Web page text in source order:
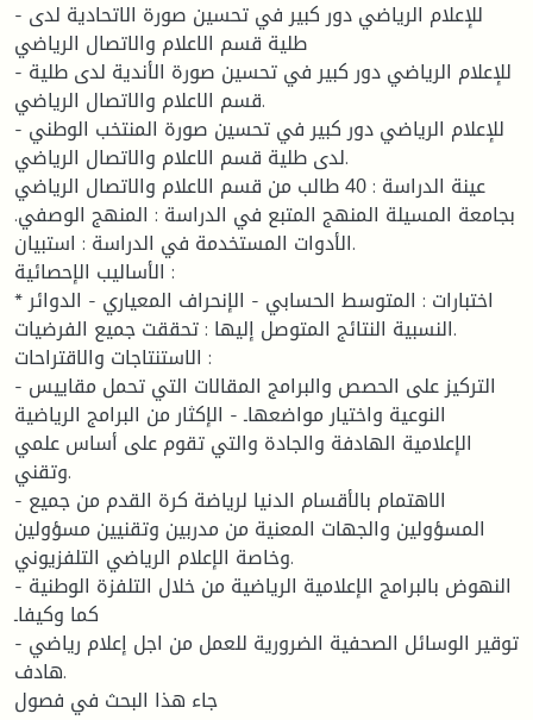
- للإعلام الرياضي دور كبير في تحسين صورة الاتحادية لدى
طلية قسم الاعلام والاتصال الرياضي
- للإعلام الرياضي دور كبير في تحسين صورة الأندية لدى طلية
قسم الاعلام والاتصال الرياضي.
- للإعلام الرياضي دور كبير في تحسين صورة المنتخب الوطني
لدى طلية قسم الاعلام والاتصال الرياضي.
عينة الدراسة : 40 طالب من قسم الاعلام والاتصال الرياضي
بجامعة المسيلة المنهج المتبع في الدراسة : المنهج الوصفي.
الأدوات المستخدمة في الدراسة : استبيان.
الأساليب الإحصائية :
* اختبارات : المتوسط الحسابي - الإنحراف المعياري - الدوائر
النسبية النتائج المتوصل إليها : تحققت جميع الفرضيات.
الاستنتاجات والاقتراحات :
- التركيز على الحصص والبرامج المقالات التي تحمل مقاييس
النوعية واختيار مواضعها۔ - الإكثار من البرامج الرياضية
الإعلامية الهادفة والجادة والتي تقوم على أساس علمي
وتقني.
- الاهتمام بالأقسام الدنيا لرياضة كرة القدم من جميع
المسؤولين والجهات المعنية من مدربين وتقنيين مسؤولين
وخاصة الإعلام الرياضي التلفزيوني.
- النهوض بالبرامج الإعلامية الرياضية من خلال التلفزة الوطنية
كما وكيفا۔
- توقير الوسائل الصحفية الضرورية للعمل من اجل إعلام رياضي
هادف.
جاء هذا البحث في فصول